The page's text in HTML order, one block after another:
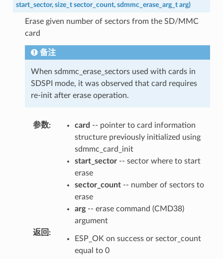
start_sector, size_t sector_count, sdmmc_erase_arg_t arg)
Erase given number of sectors from the SD/MMC
card
备注
When sdmmc_erase_sectors used with cards in
SDSPI mode, it was observed that card requires
re-init after erase operation.
参数: card -- pointer to card information
structure previously initialized using
sdmmc_card_init
start_sector-- sector where to start
erase
sector_count-- number of sectors to
erase
arg-- erase command (CMD38)
argument
返回 :
ESP_OK on success or sector_count
equal to 0